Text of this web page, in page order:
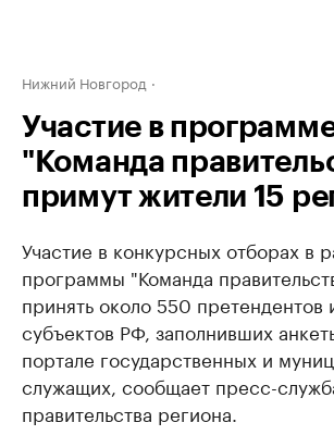
Нижний Новгород
Участие в
"Команда
примут жители 15
Участие в конкурсных отборах в
программы "Команда
принять около 550 претендентов
субъектов РФ, заполнивших
портале государственных и
служащих, сообщает пресс-
правительства региона.